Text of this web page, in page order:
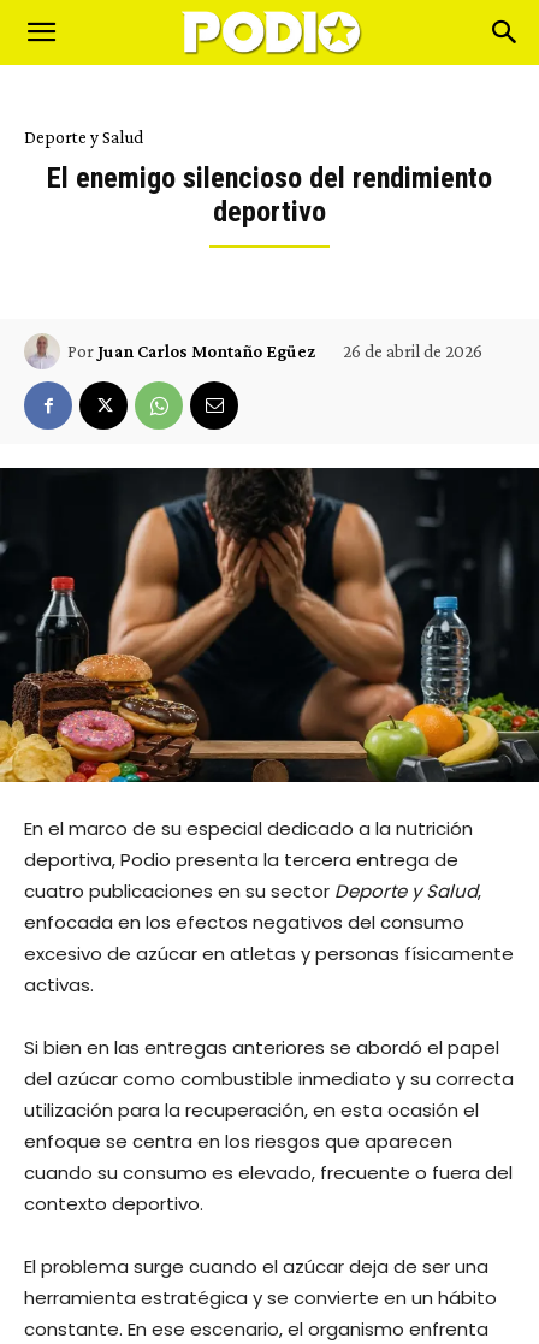
Deporte y Salud
El enemigo silencioso del rendimiento
deportivo
PorJuan Carlos Montaño Egüez 26 de abril de 2026
En el marco de su especial dedicado a la nutrición
deportiva, Podio presenta la tercera entrega de
cuatro publicaciones en su sector Deporte y Salud,
enfocada en los efectos negativos del consumo
excesivo de azúcar en atletas y personas físicamente
activas.
Si bien en las entregas anteriores se abordó el papel
del azúcar como combustible inmediato y su correcta
utilización para la recuperación, en esta ocasión el
enfoque se centra en los riesgos que aparecen
cuando su consumo es elevado, frecuente o fuera del
contexto deportivo.
El problema surge cuando el azúcar deja de ser una
herramienta estratégica y se convierte en un hábito
constante. En ese escenario, el organismo enfrenta